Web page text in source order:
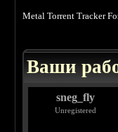
Metal Torrent Tracker
Ваши
sneg_fly
Unregistered